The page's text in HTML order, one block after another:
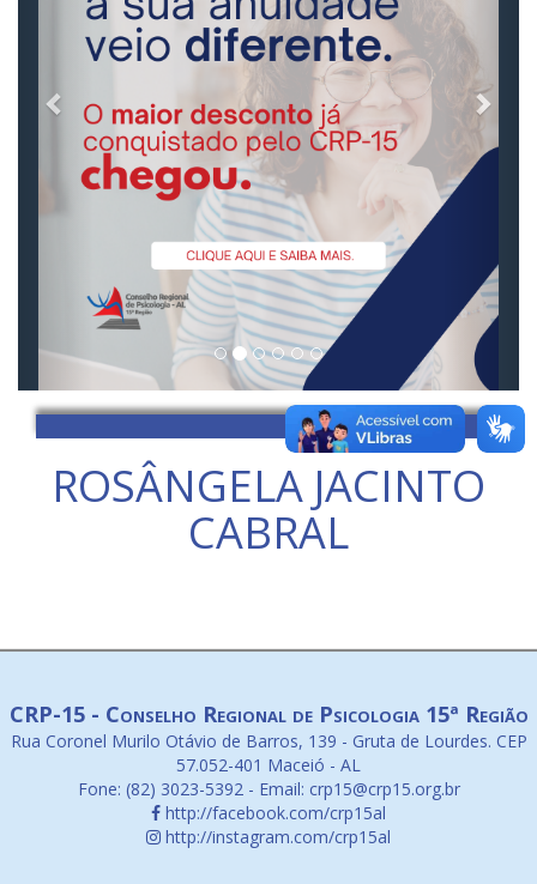
ROSÂNGELA JACINTO
CABRAL
CRP-15 - Conselho Regional de Psicologia 15ª Região
Rua Coronel Murilo Otávio de Barros, 139 - Gruta de Lourdes. CEP
57.052-401 Maceió - AL
Fone: (82) 3023-5392 - Email: crp15@crp15.org.br
http://facebook.com/crp15al
http://instagram.com/crp15al